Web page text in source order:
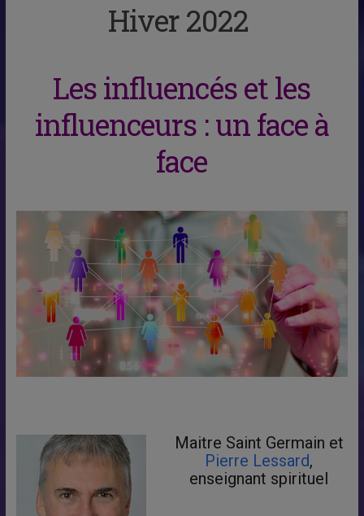
Hiver 2022
Les influencés et les
influenceurs: un face à
face
Maitre Saint Germain et
Pierre Lessard,
enseignant spirituel